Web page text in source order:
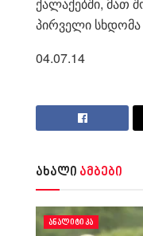
პირველი სხდომა
04.07.14
ახალი ამბები
ᲐᲜᲐᲚᲘᲢᲘᲙᲐ